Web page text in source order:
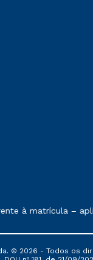
de prestação
à matrícula –
© 2026 - Todos os